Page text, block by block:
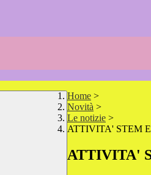
Home >
Novità >
Le notizie >
ATTIVITA' STEM
ATTIVITA'